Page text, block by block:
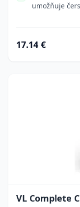
umožňuje
17.14 €
VL Complete